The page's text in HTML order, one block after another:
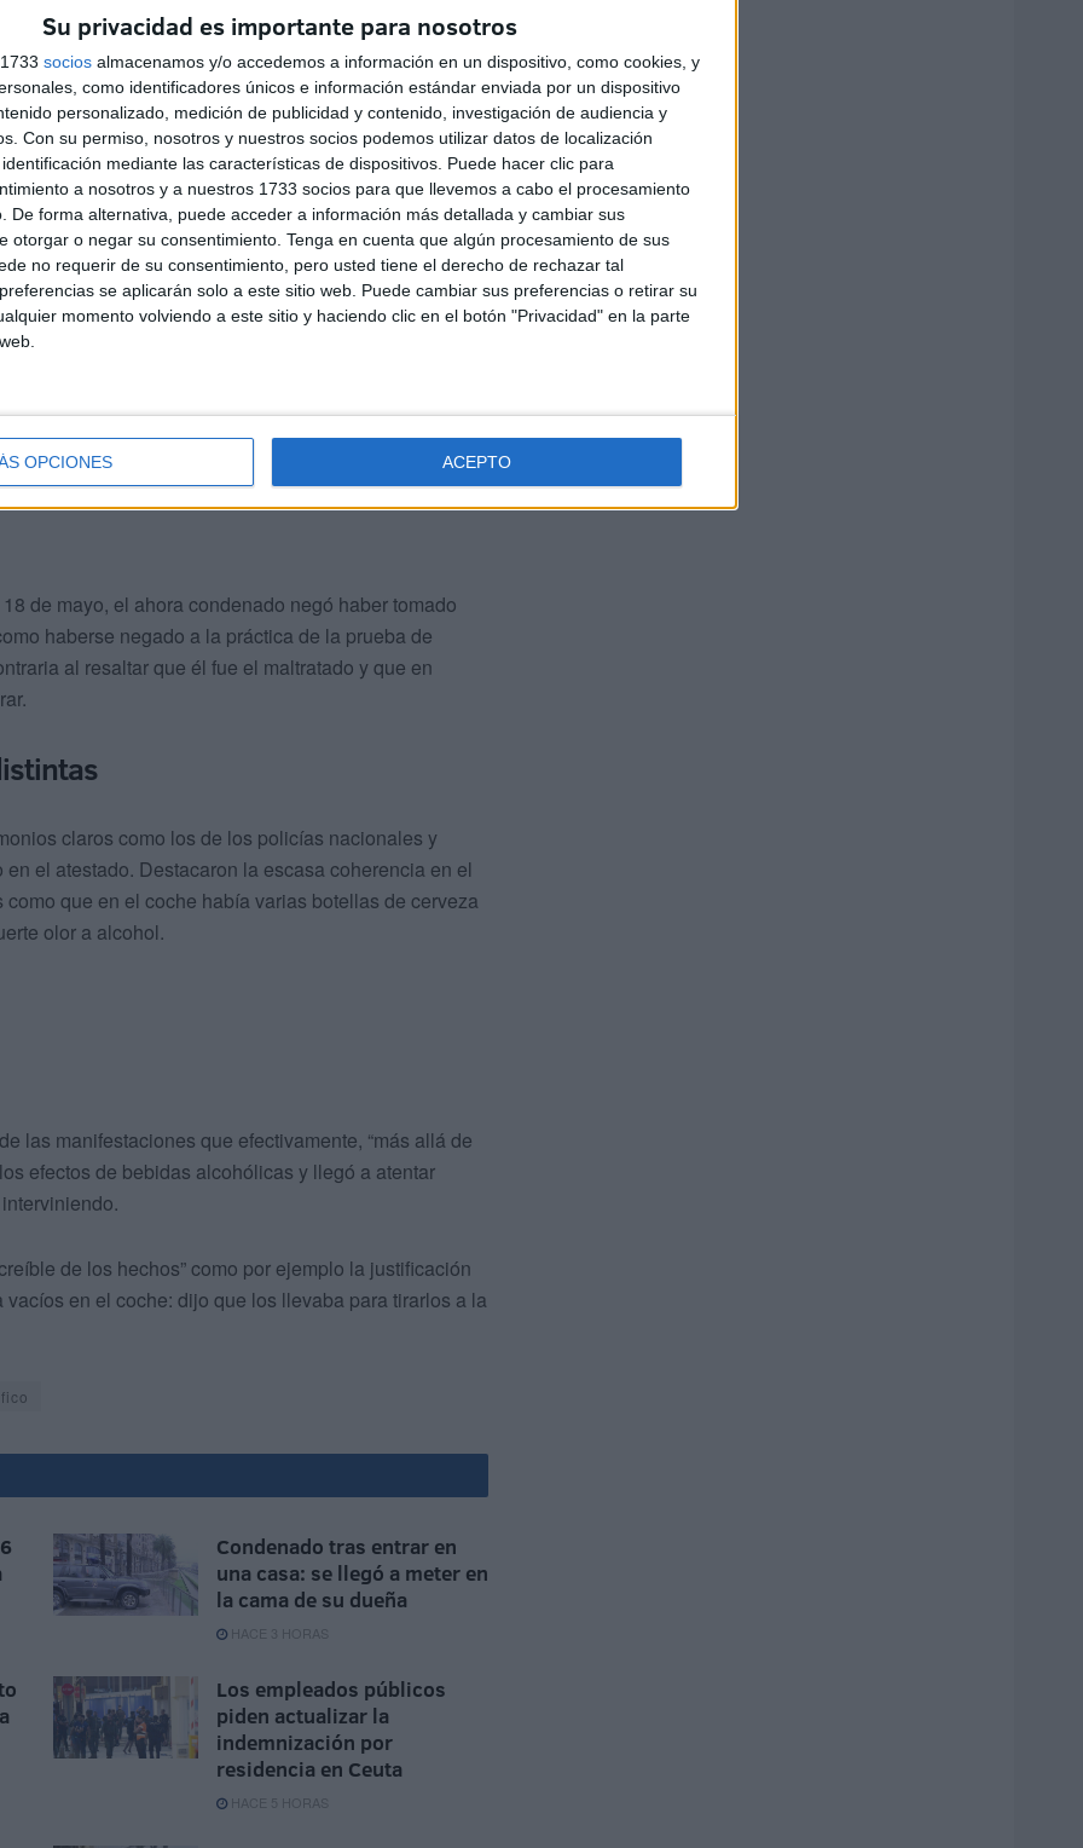
Su privacidad es importante para nosotros
socios almacenamos y/o accedemos a información en un dispositivo, como cookies, y
como identificadores únicos e información estándar enviada por un dispositivo
personalizado, medición de publicidad y contenido, investigación de audiencia y
Con su permiso, nosotros y nuestros socios podemos utilizar datos de localización
mediante las características de dispositivos. Puede hacer clic para
a nosotros y a nuestros 1733 socios para que llevemos a cabo el procesamiento
De forma alternativa, puede acceder a información más detallada y cambiar sus
otorgar o negar su consentimiento. Tenga en cuenta que algún procesamiento de sus
no requerir de su consentimiento, pero usted tiene el derecho de rechazar tal
se aplicarán solo a este sitio web. Puede cambiar sus preferencias o retirar su
momento volviendo a este sitio y haciendo clic en el botón "Privacidad" en la parte
OPCIONES ACEPTO
la reducción del campo visual amén de
íntegro ha tenido acceso El Faro de Ceuta, fue
su irregular conducción, instándole a su
la realización de las pruebas de alcoholemia.
atentar contra los agentes,acometió a uno de los
En repetidas ocasiones Y.E.B. se negó a
a mostrar una actitud agresiva y poco
de mayo, el ahora condenado negó haber tomado
haberse negado a la práctica de la prueba de
al resaltar que él fue el maltratado y que en
claros como los de los policías nacionales y
el atestado. Destacaron la escasa coherencia en el
que en el coche había varias botellas de cerveza
olor a alcohol.
las manifestaciones que efectivamente, “más allá de
efectos de bebidas alcohólicas y llegó a atentar
de los hechos” como por ejemplo la justificación
en el coche: dijo que los llevaba para tirarlos a la
Condenado tras entrar en
una casa: se llegó a meter en
la cama de su dueña
HACE 3 HORAS
Los empleados públicos
piden actualizar la
indemnización por
residencia en Ceuta
HACE 5 HORAS